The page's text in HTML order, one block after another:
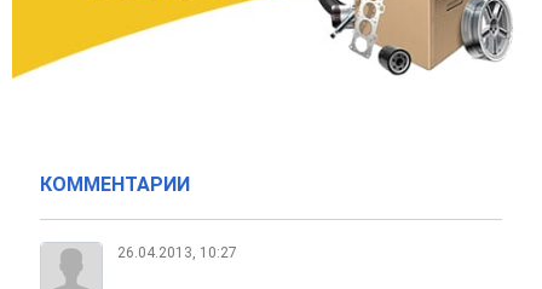
КОММЕНТАРИИ
26.04.2013, 10:27